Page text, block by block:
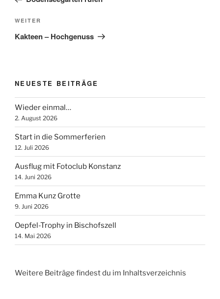
Nächster
Beitrag
WEITER
Kakteen – Hochgenuss
NEUESTE BEITRÄGE
Wieder einmal…
2. August 2026
Start in die Sommerferien
12. Juli 2026
Ausflug mit Fotoclub Konstanz
14. Juni 2026
Emma Kunz Grotte
9. Juni 2026
Oepfel-Trophy in Bischofszell
14. Mai 2026
Weitere Beiträge findest du im Inhaltsverzeichnis